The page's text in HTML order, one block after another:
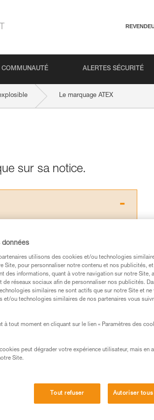
COMMUNAUTÉ ALERTES SÉCURITÉ
Le marquage ATEX
sur sa notice.
dans ce conseil avant de le
technique pour pouvoir
spécifique. Validez avec
toute sécurité, avant de la
Il peut en exister d’autres que
données
utilisons des cookies et/ou technologies
Site, pour personnaliser notre contenu et nos publicités,
des informations, quant à votre navigation sur notre Site,
réseaux sociaux afin de personnaliser nos publicités.
similaires ne sont actifs que sur notre Site et ne
et/ou technologies similaires de nos partenaires vous
à tout moment en cliquant sur le lien « Paramètres des
peut dégrader votre expérience utilisateur, mais en
Site.
Tout refuser Autoriser